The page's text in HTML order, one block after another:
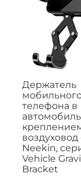
Держатель
телефона в
воздуховод
Neekin,
Vehicle
Bracket